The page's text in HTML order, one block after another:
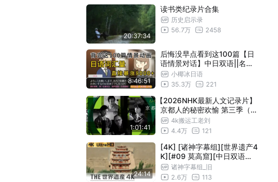
桑加纳布国家海洋公园和顿格纳布海湾
圣马力诺历史地区和蒂塔诺山
锡霍特山脉中部
马泰拉石窟民居和石头教堂花园 24:55
伊丽莎白皇后与两座首都 24:55
泰国的世界遗产
萨兰莱班和阿尔克-塞南的盐场 24:55
香槟地区的山丘 酒庄和储藏窖 24:55
新春特别篇 澳大利亚大陆
新春特别篇 澳大利亚大陆 24:55
加德满都谷地 24:55
新加坡植物园
20:37:34
读书类纪录片合集
历史启示录
56.7万
2458
8:46:51
后悔没早点看到这100篇【日
语情景对话】中日双语||名师
详细解析，学完日语直接无敌
了
小椰冰日语
35.3万
221
1:01:41
【2026NHK最新人文记录片】
京都人的秘密欢愉 第三季（R
ouge 继承） 第一集
4k搬运工老刘
4.4万
121
24:14
[4K] [诸神字幕组][世界遗产4
K][#09 莫高窟][中日双语字
幕] 诸神字幕组_旧
2.6万
113